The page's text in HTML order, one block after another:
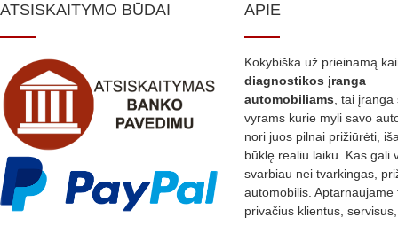
ATSISKAITYMO BŪDAI APIE
Kokybiška už prieinamą
diagnostikos įranga
automobiliams , tai
vyrams kurie myli savo
nori juos pilnai prižiūrėti,
būklę realiu laiku. Kas gali
svarbiau nei tvarkingas,
automobilis. Aptarnaujame
privačius klientus,